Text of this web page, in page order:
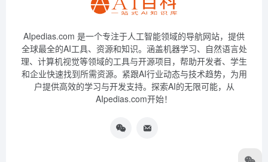
AIpedias.com 是一个专注于人工智能领域的导航网站，提供
全球最全的AI工具、资源和知识。涵盖机器学习、自然语言处
理、计算机视觉等领域的工具与开源项目，帮助开发者、学生
和企业快速找到所需资源。紧跟AI行业动态与技术趋势，为用
户提供高效的学习与开发支持。探索AI的无限可能，从
AIpedias.com开始！